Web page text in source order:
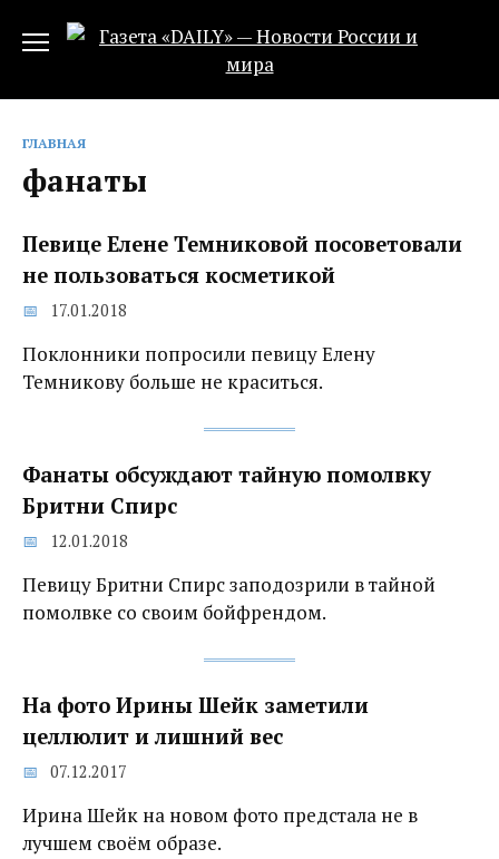
ГЛАВНАЯ
фанаты
Певице Елене Темниковой посоветовали
не пользоваться косметикой
17.01.2018
Поклонники попросили певицу Елену
Темникову больше не краситься.
Фанаты обсуждают тайную помолвку
Бритни Спирс
12.01.2018
Певицу Бритни Спирс заподозрили в тайной
помолвке со своим бойфрендом.
На фото Ирины Шейк заметили
целлюлит и лишний вес
07.12.2017
Ирина Шейк на новом фото предстала не в
лучшем своём образе.